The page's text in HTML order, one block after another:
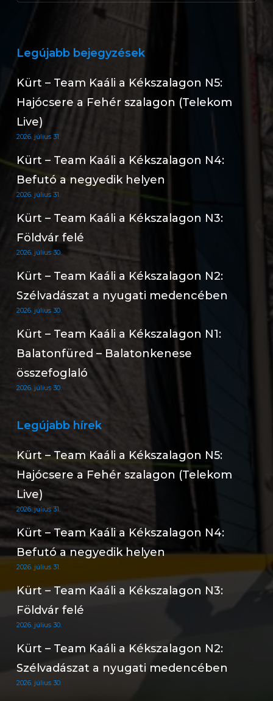
Legújabb bejegyzések
Kürt – Team Kaáli a Kékszalagon N5:
Hajócsere a Fehér szalagon (Telekom
Live)
2026. július 31.
Kürt – Team Kaáli a Kékszalagon N4:
Befutó a negyedik helyen
2026. július 31.
Kürt – Team Kaáli a Kékszalagon N3:
Földvár felé
2026. július 30.
Kürt – Team Kaáli a Kékszalagon N2:
Szélvadászat a nyugati medencében
2026. július 30.
Kürt – Team Kaáli a Kékszalagon N1:
Balatonfüred – Balatonkenese
összefoglaló
2026. július 30.
Legújabb hírek
Kürt – Team Kaáli a Kékszalagon N5:
Hajócsere a Fehér szalagon (Telekom
Live)
2026. július 31.
Kürt – Team Kaáli a Kékszalagon N4:
Befutó a negyedik helyen
2026. július 31.
Kürt – Team Kaáli a Kékszalagon N3:
Földvár felé
2026. július 30.
Kürt – Team Kaáli a Kékszalagon N2:
Szélvadászat a nyugati medencében
2026. július 30.